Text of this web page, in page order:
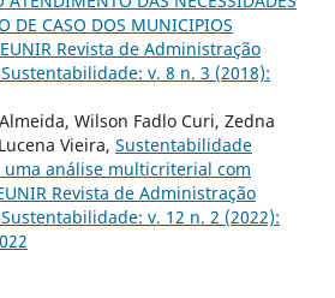
DE CASO DOS MUNICIPIOS
Revista de Administração
v. 8 n. 3 (2018):
Wilson Fadlo Curi, Zedna
Vieira, Sustentabilidade
análise multicriterial com
Revista de Administração
v. 12 n. 2 (2022):